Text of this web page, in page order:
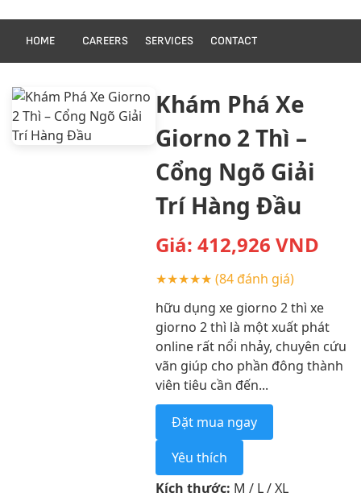
HOME CAREERS SERVICES CONTACT
Khám Phá Xe
Giorno 2 Thì –
Cổng Ngõ Giải
Trí Hàng Đầu
Giá: 412,926 VND
★★★★★ (84 đánh giá)
hữu dụng xe giorno 2 thì xe
giorno 2 thì là một xuất phát
online rất nổi nhảy, chuyên cứu
vãn giúp cho phần đông thành
viên tiêu cần đến...
Đặt mua ngay
Yêu thích
Kích thước: M / L / XL